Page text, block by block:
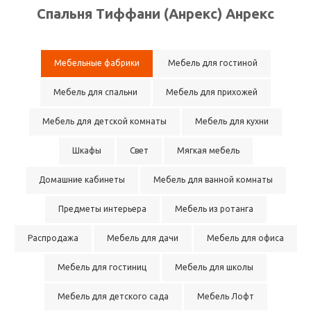
Спальня Тиффани (Анрекс) Анрекс
Мебельные фабрики Мебель для гостиной
Мебель для спальни Мебель для прихожей
Мебель для детской комнаты Мебель для кухни
Шкафы Свет Мягкая мебель
Домашние кабинеты Мебель для ванной комнаты
Предметы интерьера Мебель из ротанга
Распродажа Мебель для дачи Мебель для офиса
Мебель для гостиниц Мебель для школы
Мебель для детского сада Мебель Лофт